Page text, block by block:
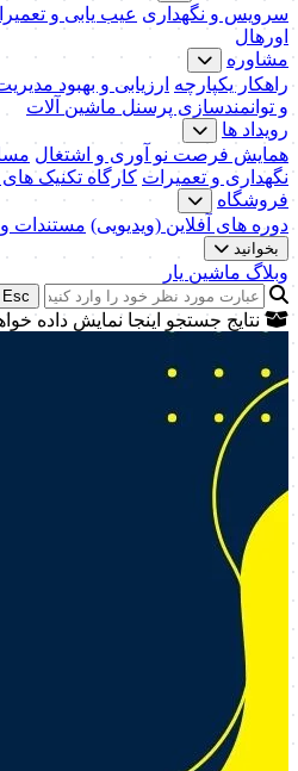
سرویس و نگهداری عیب یابی و
اورهال
مشاوره
راهکار یکپارچه ارزیابی و بهبود
و توانمندسازی پرسنل ماشین آلات
رویداد ها
همایش فرصت نو آوری و اشتغال
نگهداری و تعمیرات کارگاه تکنیک‌
فروشگاه
دوره های آفلاین (ویدیویی) مستندات
بخوانید
وبلاگ ماشین یار
Esc
نتایج جستجو اینجا نمایش داده